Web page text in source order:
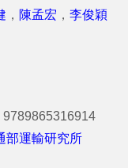
， 陳孟宏 ， 李俊穎
9789865316914
部運輸研究所